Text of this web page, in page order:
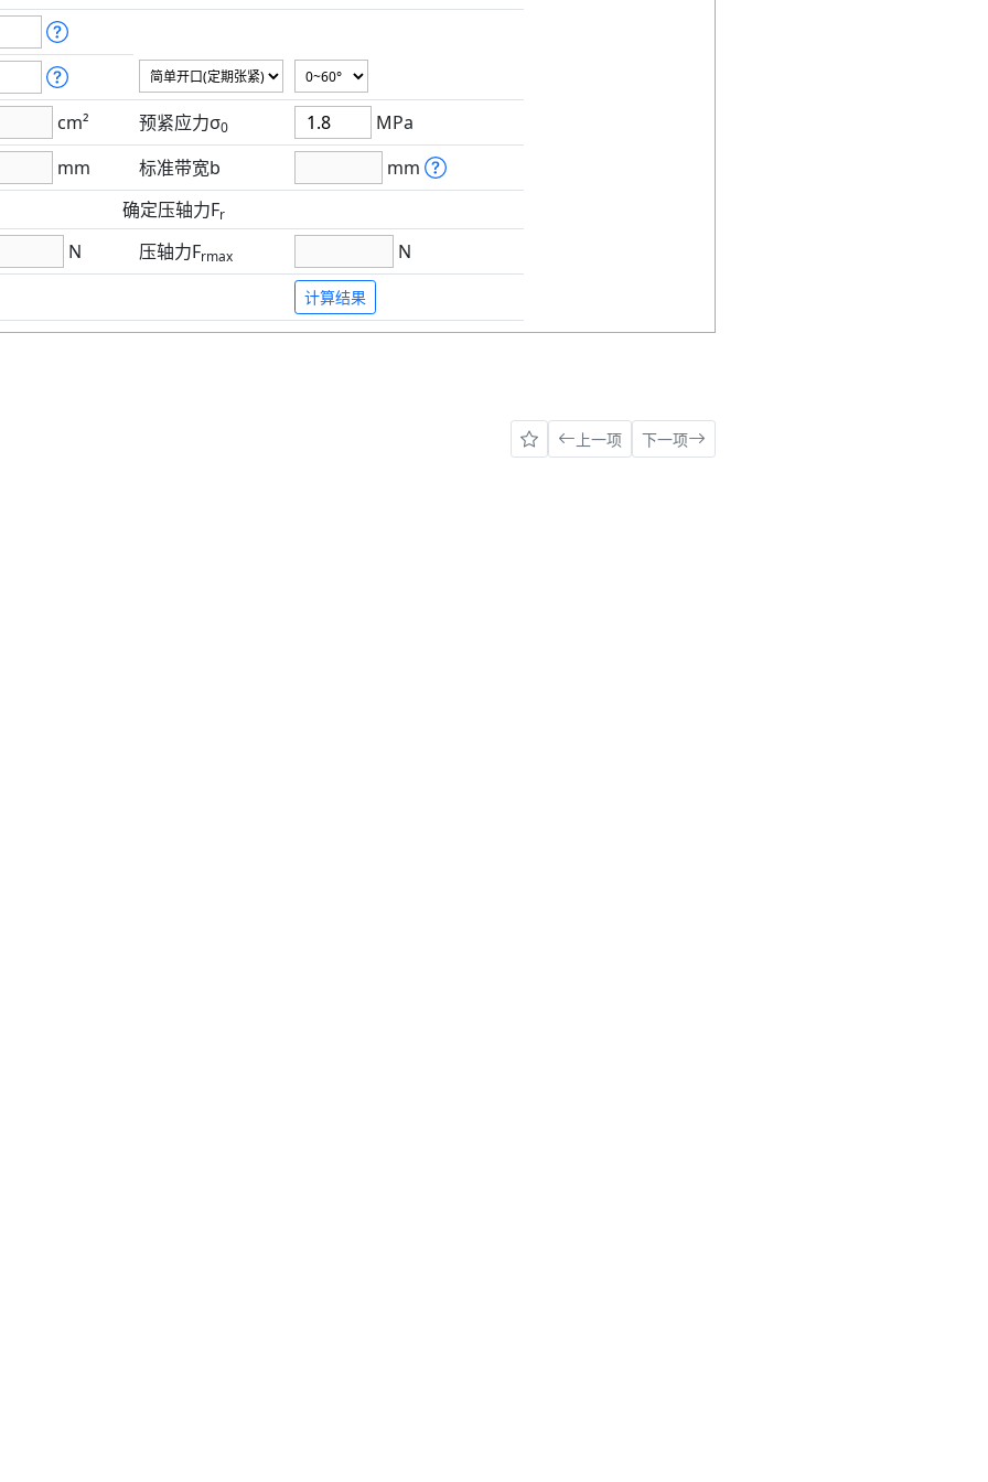
cm² 预紧应力σ0
MPa
mm
标准带宽b
mm
确定压轴力Fr
N 压轴力Frmax N
计算结果
上一项 下一项